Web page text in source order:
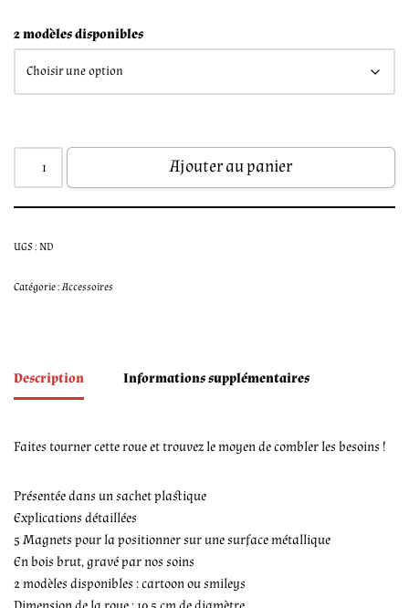
2 modèles disponibles
Ajouter au panier
UGS :ND
Catégorie :Accessoires
Description Informations supplémentaires
Faites tourner cette roue et trouvez le moyen de combler les besoins !
Présentée dans un sachet plastique
Explications détaillées
5 Magnets pour la positionner sur une surface métallique
En bois brut, gravé par nos soins
2 modèles disponibles : cartoon ou smileys